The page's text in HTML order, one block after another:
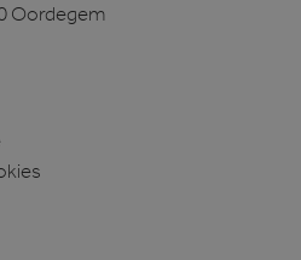
Oordegem